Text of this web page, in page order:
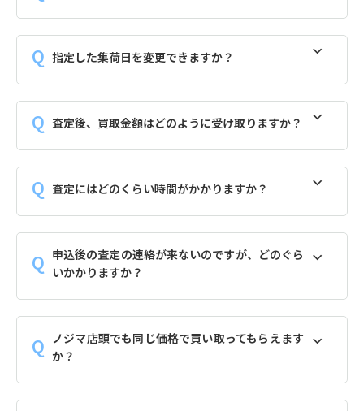
指定した集荷日を変更できますか？
査定後、買取金額はどのように受け取りますか？
査定にはどのくらい時間がかかりますか？
申込後の査定の連絡が来ないのですが、どのぐら
いかかりますか？
ノジマ店頭でも同じ価格で買い取ってもらえます
か？